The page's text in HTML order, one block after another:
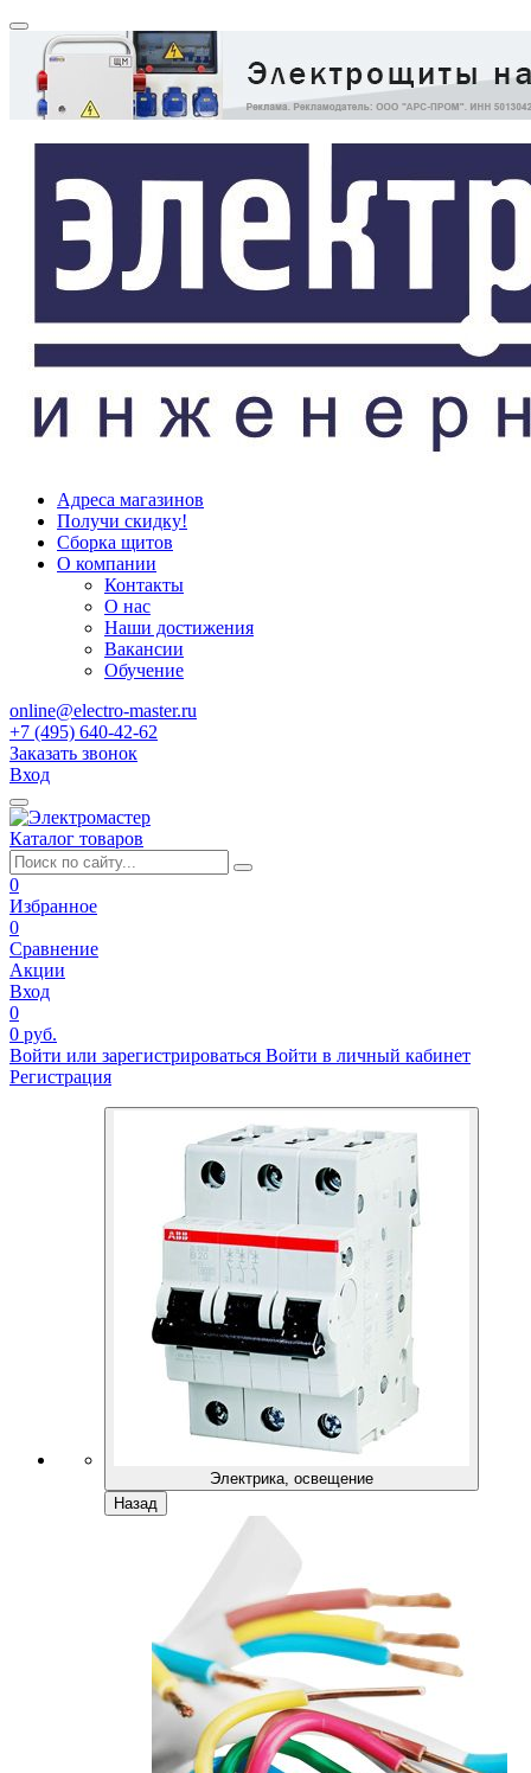
Адреса магазинов
Получи скидку!
Сборка щитов
О компании
Контакты
О нас
Наши достижения
Вакансии
Обучение
online@electro-master.ru
+7 (495) 640-42-62
Заказать звонок
Вход
Каталог товаров
0
Избранное
0
Сравнение
Акции
Вход
0
0 руб.
Войти или зарегистрироваться Войти в личный кабинет
Регистрация
Электрика, освещение
Назад